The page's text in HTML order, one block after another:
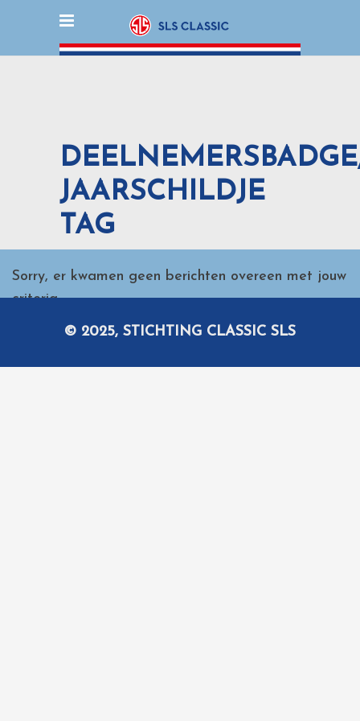
JAARSCHILDJE
TAG
Sorry, er kwamen geen berichten overeen met jouw
criteria.
© 2025, STICHTING CLASSIC SLS